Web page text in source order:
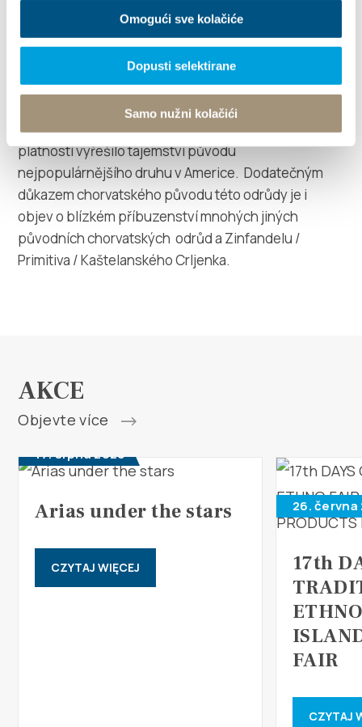
Omogući sve kolačiće
Dopusti selektirane
Samo nužni kolačići
středodalmatské pobřeží. Mezi mnohými
shromážděnými odrůdami se objevil i Kaštelanský
Crljenak, který byl odebrán na doporučení dipl. Ing.
Ante Vuletina z vinice Ivice Raduniƈa v Kašteli
Novém. Analýza dokázala identický genetický profil
kaštelanského Crljenka a Zinfandelu což s konečnou
platností vyřešilo tajemství původu
nejpopulárnějšího druhu v Americe. Dodatečným
důkazem chorvatského původu této odrůdy je i
objev o blízkém příbuzenství mnohých jiných
původních chorvatských odrůd a Zinfandelu /
Primitiva / Kaštelanského Crljenka.
AKCE
Objevte více
17. srpna 2026
Arias under the stars
CZYTAJ WIĘCEJ
26. června
17th
FAIR
CZYTAJ